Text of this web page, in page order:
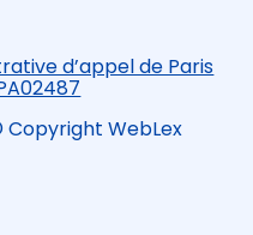
d’appel de Paris
Copyright WebLex